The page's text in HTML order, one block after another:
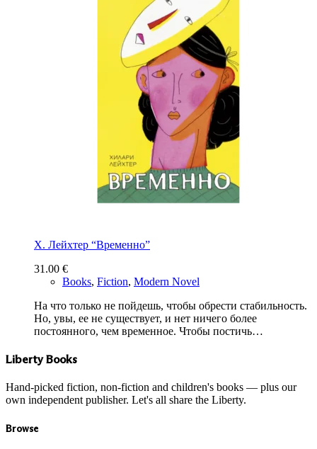
Х. Лейхтер “Временно”
31.00 €
Books, Fiction, Modern Novel
На что только не пойдешь, чтобы обрести стабильность.
Но, увы, ее не существует, и нет ничего более
постоянного, чем временное. Чтобы постичь…
Liberty Books
Hand-picked fiction, non-fiction and children's books — plus our
own independent publisher. Let's all share the Liberty.
Browse